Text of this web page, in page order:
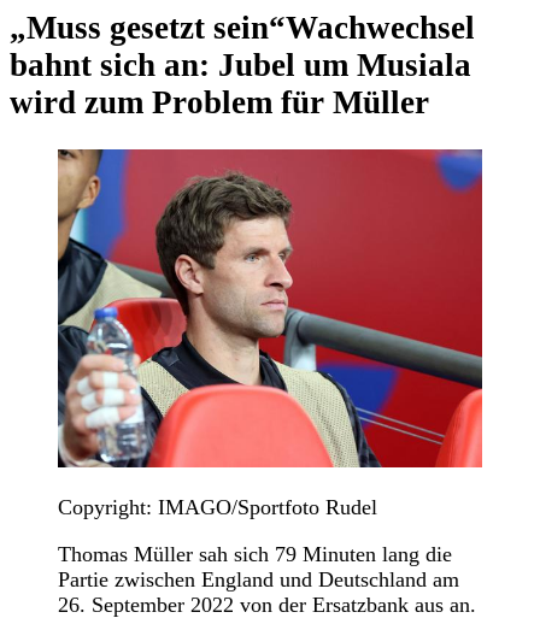
„Muss gesetzt sein“Wachwechsel
bahnt sich an: Jubel um Musiala
wird zum Problem für Müller
Copyright: IMAGO/Sportfoto Rudel
Thomas Müller sah sich 79 Minuten lang die
Partie zwischen England und Deutschland am
26. September 2022 von der Ersatzbank aus an.